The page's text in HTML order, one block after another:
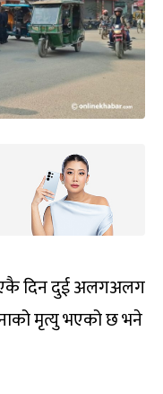
दिन दुई अलगअलग
मृत्यु भएको छ भने